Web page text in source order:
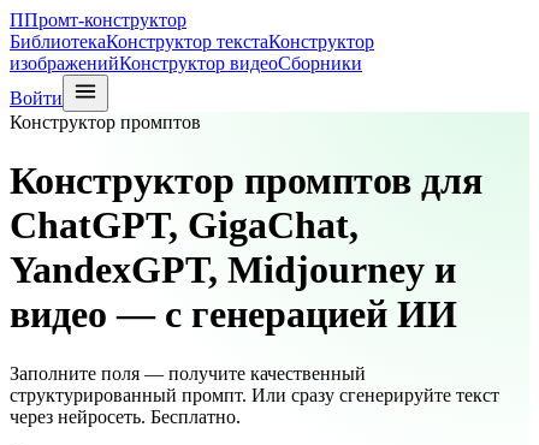
ППромт-конструктор
БиблиотекаКонструктор текстаКонструктор
изображенийКонструктор видеоСборники
Войти
Конструктор промптов
Конструктор промптов для
ChatGPT, GigaChat,
YandexGPT, Midjourney и
видео — с генерацией ИИ
Заполните поля — получите качественный
структурированный промпт. Или сразу сгенерируйте текст
через нейросеть. Бесплатно.